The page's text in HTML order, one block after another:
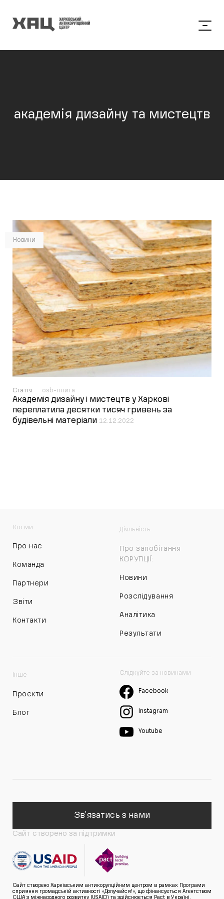
академія дизайну та мистецтв
Новини
Стаття osb-плита
Академія дизайну і мистецтв у Харкові
переплатила десятки тисяч гривень за
будівельні матеріали 12.12.2022
Хто ми
Про нас
Команда
Партнери
Звіти
Контакти
Діяльність
Про запобігання
КОРУПЦІЇ:
Новини
Розслідування
Аналітика
Результати
Інше
Проєкти
Блог
Слідкуйте за новинами
Facebook
Instagram
Youtube
Зв'язатись з нами
Сайт створено за підтримки
Сайт створено Харківським антикорупційним центром в рамках Програми
сприяння громадській активності «Долучайся!», що фінансується Агентством
США з міжнародного розвитку (USAID) та здійснюється Pact в Україні.